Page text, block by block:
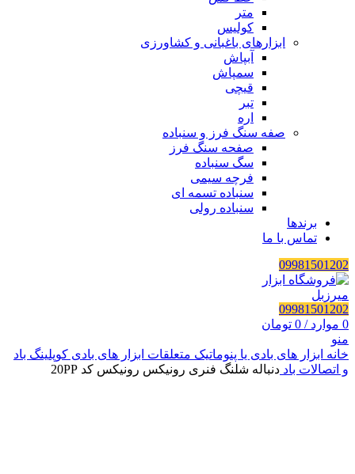
متر
کولیس
ابزارهای باغبانی و کشاورزی
آبپاش
سمپاش
قیچی
تبر
اره
صفه سنگ فرز و سنباده
صفحه سنگ فرز
سگ سنباده
فرچه سیمی
سنباده تسمه ای
سنباده رولی
برندها
تماس با ما
09981501202
09981501202
0 موارد /
0 تومان
منو
خانه ابزار های بادی یا پنوماتیک متعلقات ابزار های بادی کوپلینگ باد
و اتصالات باد دنباله شلنگ فنری رونیکس رونیکس کد 20PP